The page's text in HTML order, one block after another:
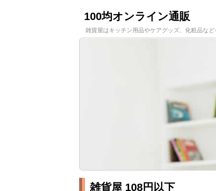
100均オンライン通販
雑貨屋はキッチン用品やケアグッズ、化粧品な
雑貨屋 108円以下